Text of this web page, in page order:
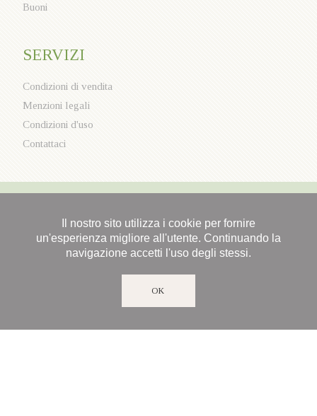
Buoni
SERVIZI
Condizioni di vendita
Menzioni legali
Condizioni d'uso
Contattaci
Il nostro sito utilizza i cookie per fornire
un'esperienza migliore all'utente. Continuando la
navigazione accetti l'uso degli stessi.
OK